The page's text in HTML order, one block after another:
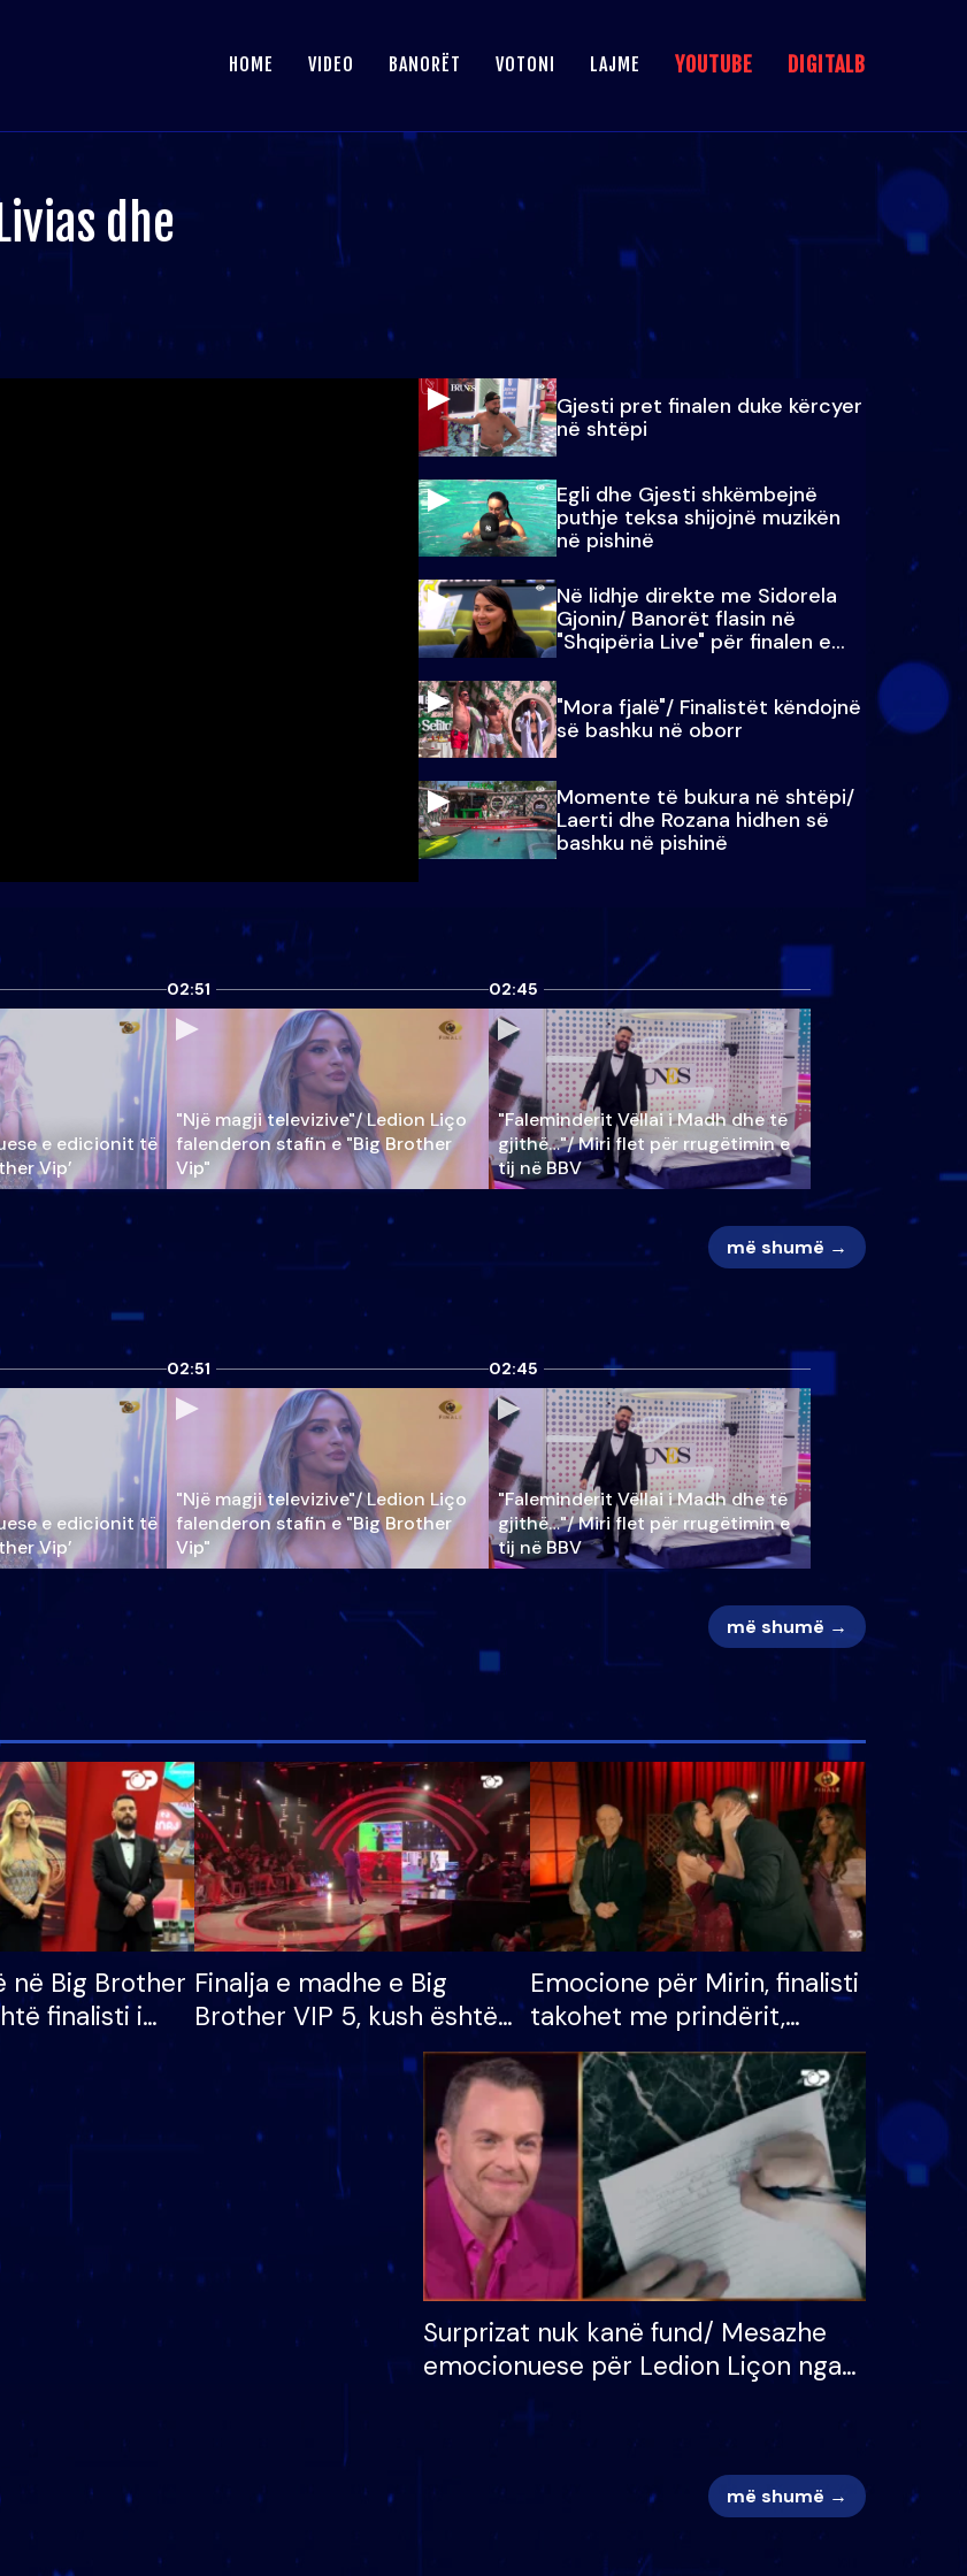
HOME VIDEO BANORËT VOTONI LAJME YOUTUBE DIGITALB
dhe
Gjesti pret finalen duke kërcyer
në shtëpi
Egli dhe Gjesti shkëmbejnë
puthje teksa shijojnë muzikën
në pishinë
Në lidhje direkte me Sidorela
Gjonin/ Banorët flasin në
"Shqipëria Live" për finalen e
madhe
"Mora fjalë"/ Finalistët këndojnë
së bashku në oborr
Momente të bukura në shtëpi/
Laerti dhe Rozana hidhen së
bashku në pishinë
e edicionit të
Vip’
02:51
"Një magji televizive"/ Ledion Liço
falenderon stafin e "Big Brother
Vip"
02:45
"Faleminderit Vëllai i Madh dhe të
gjithë…"/ Miri flet për rrugëtimin e
tij në BBV
më shumë →
e edicionit të
Vip’
02:51
"Një magji televizive"/ Ledion Liço
falenderon stafin e "Big Brother
Vip"
02:45
"Faleminderit Vëllai i Madh dhe të
gjithë…"/ Miri flet për rrugëtimin e
tij në BBV
më shumë →
në Big Brother
finalisti i
Finalja e madhe e Big
Brother VIP 5, kush është
banori i parë që lë shtëpinë
dhe humb mundësinë për
të fituar çmimin e madh
Emocione për Mirin, finalisti
takohet me prindërit,
vajzën dhe bashkëshorten:
S’kemi ndonjë letër divorci
apo jo?
Surprizat nuk kanë fund/ Mesazhe
emocionuese për Ledion Liçon nga
më shumë →